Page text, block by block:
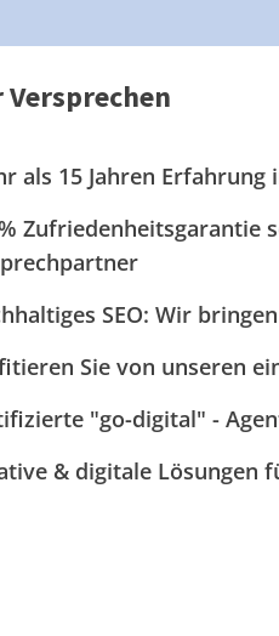
Versprechen
als 15 Jahren
Zufriedenheitsgarantie
SEO: Wir
Sie von unseren
"go-digital" -
& digitale Lösungen